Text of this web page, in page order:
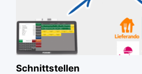
Schnittstellen